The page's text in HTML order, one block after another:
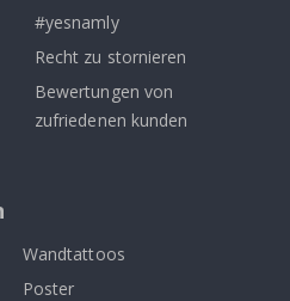
#yesnamly
Recht zu stornieren
Bewertungen von
zufriedenen kunden
Wandtattoos
Poster